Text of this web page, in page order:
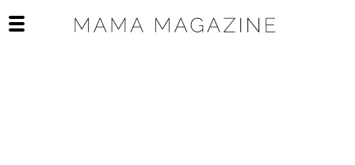
Open het mobiele menu